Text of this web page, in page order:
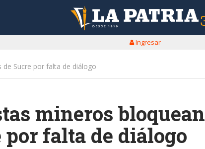
Ingresar
Sucre por falta de diálogo
mineros bloquean
por falta de diálogo